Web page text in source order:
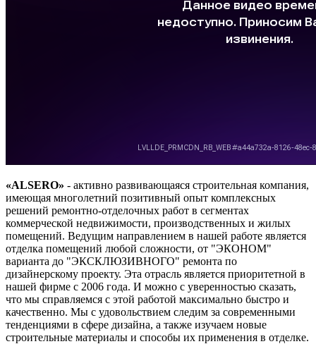
«ALSERO» - активно развивающаяся строительная компания,
имеющая многолетний позитивный опыт комплексных
решений ремонтно-отделочных работ в сегментах
коммерческой недвижимости, производственных и жилых
помещений. Ведущим направлением в нашей работе является
отделка помещений любой сложности, от "ЭКОНОМ"
варианта до "ЭКСКЛЮЗИВНОГО" ремонта по
дизайнерскому проекту. Эта отрасль является приоритетной в
нашей фирме с 2006 года. И можно с уверенностью сказать,
что мы справляемся с этой работой максимально быстро и
качественно. Мы с удовольствием следим за современными
тенденциями в сфере дизайна, а также изучаем новые
строительные материалы и способы их применения в отделке.